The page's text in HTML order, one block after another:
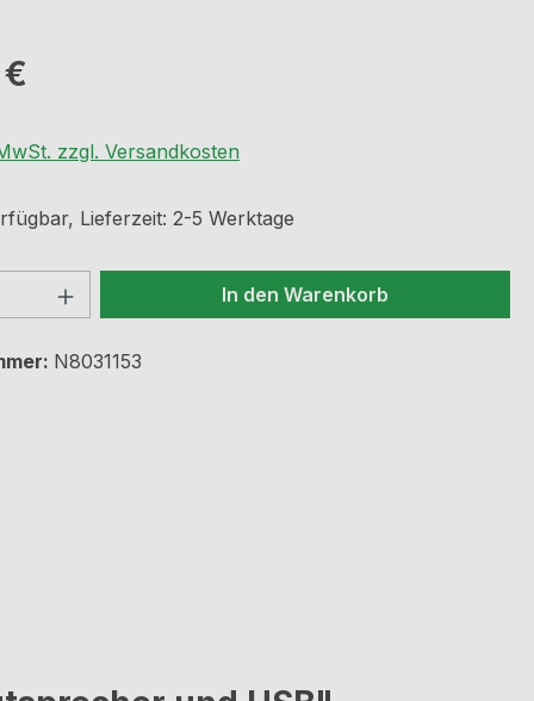
zzgl. Versandkosten
Lieferzeit: 2-5 Werktage
Anzahl: Gib den gewünschten Wert
In den Warenkorb
N8031153